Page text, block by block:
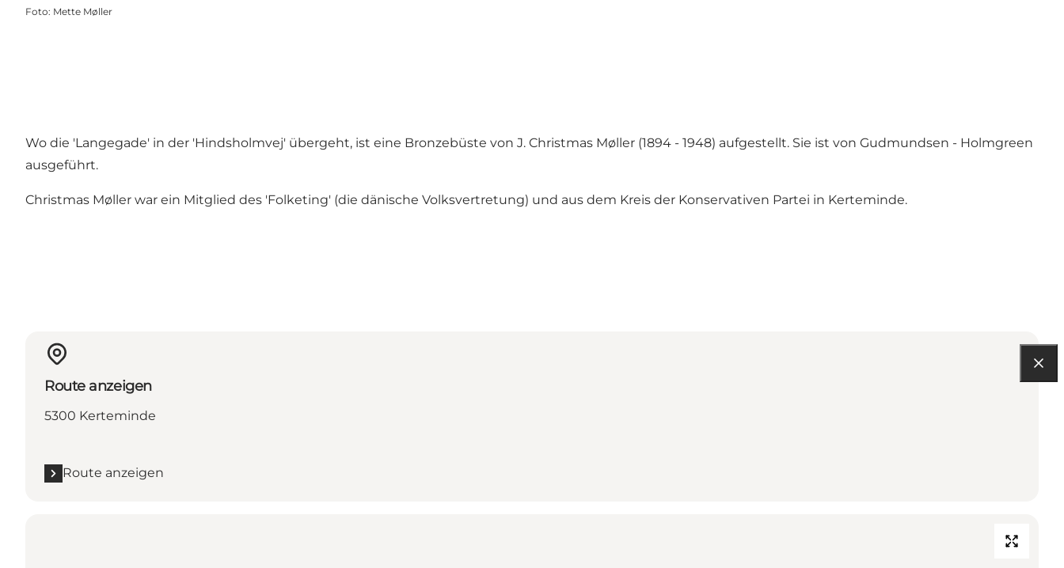
Foto: Mette Møller
Wo die 'Langegade' in der 'Hindsholmvej' übergeht, ist eine Bronzebüste von J. Christmas Møller (1894 - 1948) aufgestellt. Sie ist von Gudmundsen - Holmgreen
ausgeführt.
Christmas Møller war ein Mitglied des 'Folketing' (die dänische Volksvertretung) und aus dem Kreis der Konservativen Partei in Kerteminde.
Route anzeigen
5300 Kerteminde
Route anzeigen